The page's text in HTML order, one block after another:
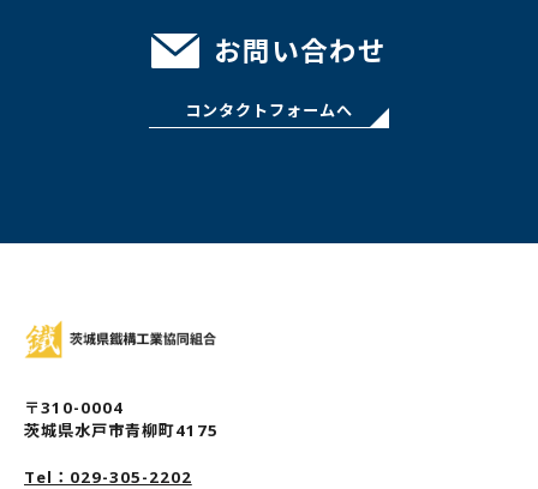
お問い合わせ
コンタクトフォームへ
〒310-0004
茨城県水戸市青柳町4175
Tel：029-305-2202